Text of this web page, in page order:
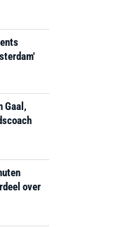
Gaal,
over